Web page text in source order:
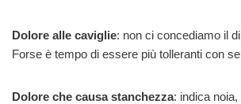
Dolore alle caviglie: non ci concediamo il
Forse è tempo di essere più tolleranti con
Dolore che causa stanchezza: indica